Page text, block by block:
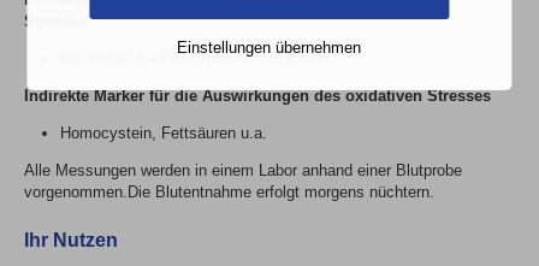
Stresses
Eisenstatus – Ferritin und freies Eisen
Indirekte Marker für die Auswirkungen des oxidativen Stresses
Homocystein, Fettsäuren u.a.
Alle Messungen werden in einem Labor anhand einer Blutprobe
vorgenommen.Die Blutentnahme erfolgt morgens nüchtern.
Ihr Nutzen
Einstellungen übernehmen